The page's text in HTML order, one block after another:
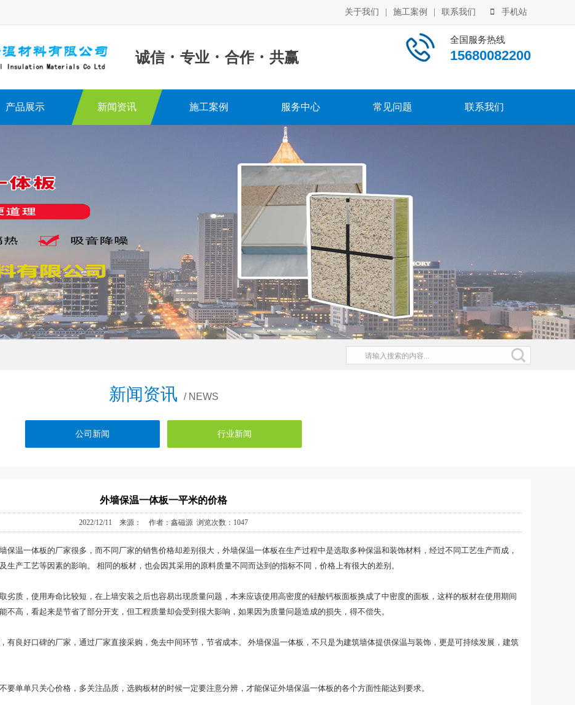
关于我们 施工案例 联系我们 手机站
诚信 · 专业 · 合作 · 共赢
全国服务热线
15680082200
产品展示 新闻资讯 施工案例 服务中心 常见问题 联系我们
新闻资讯 / NEWS
公司新闻 行业新闻
外墙保温一体板一平米的价格
2022/12/11 来源： 作者：鑫磁源 浏览次数：1047
保温一体板的厂家很多，而不同厂家的销售价格却差别很大，外墙保温一体板在生产过程中是选取多种保温和装饰材料，经过不同工艺生产而成，
生产工艺等因素的影响。 相同的板材，也会因其采用的原料质量不同而达到的指标不同，价格上有很大的差别。
劣质，使用寿命比较短，在上墙安装之后也容易出现质量问题，本来应该使用高密度的硅酸钙板面板换成了中密度的面板，这样的板材在使用期间
不高，看起来是节省了部分开支，但工程质量却会受到很大影响，如果因为质量问题造成的损失，得不偿失。
有良好口碑的厂家，通过厂家直接采购，免去中间环节，节省成本。 外墙保温一体板，不只是为建筑墙体提供保温与装饰，更是可持续发展，建筑
单单只关心价格，多关注品质，选购板材的时候一定要注意分辨，才能保证外墙保温一体板的各个方面性能达到要求。